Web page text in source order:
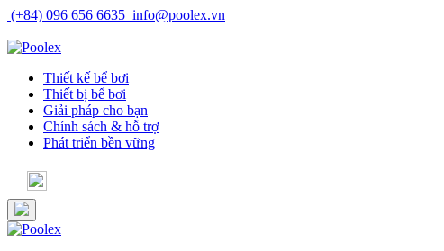
Skip
content
(+84) 096 656 6635 info@poolex.vn
Thiết kế bể bơi
Thiết bị bể bơi
Giải pháp cho bạn
Chính sách & hỗ trợ
Phát triển bền vững